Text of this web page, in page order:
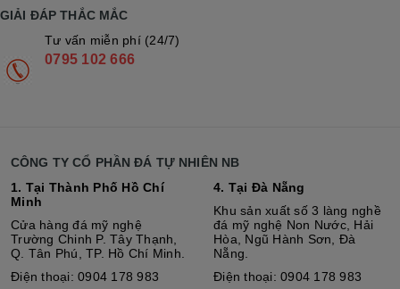
GIẢI ĐÁP THẮC MẮC
Tư vấn miễn phí (24/7)
0795 102 666
CÔNG TY CỔ PHẦN ĐÁ TỰ NHIÊN NB
1. Tại Thành Phố Hồ Chí
Minh
Cửa hàng đá mỹ nghệ
Trường Chinh P. Tây Thạnh,
Q. Tân Phú, TP. Hồ Chí Minh.
Điện thoại: 0904 178 983
4. Tại Đà Nẵng
Khu sản xuất số 3 làng nghề
đá mỹ nghệ Non Nước, Hải
Hòa, Ngũ Hành Sơn, Đà
Nẵng.
Điện thoại: 0904 178 983